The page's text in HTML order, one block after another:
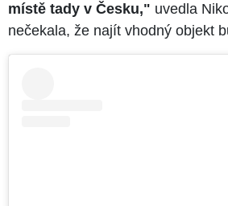
místě tady v Česku," uvedla
nečekala, že najít vhodný objekt